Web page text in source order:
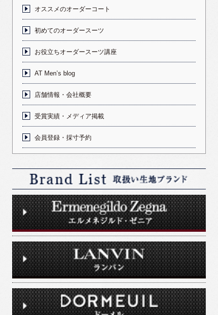
オススメのオーダーコート
初めてのオーダースーツ
お役立ちオーダースーツ講座
AT Men’s blog
店舗情報・会社概要
受賞実績・メディア掲載
会員登録・採寸予約